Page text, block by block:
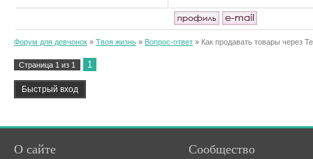
Форум для девчонок » Твоя жизнь » Вопрос-ответ » Как продавать товары через
Страница 1 из 1 1
О сайте Сообщество